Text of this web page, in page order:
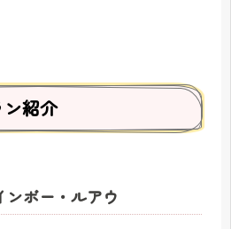
紹介
ンボー・ルアウ